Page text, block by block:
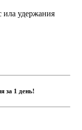
ила удержания
за 1 день!